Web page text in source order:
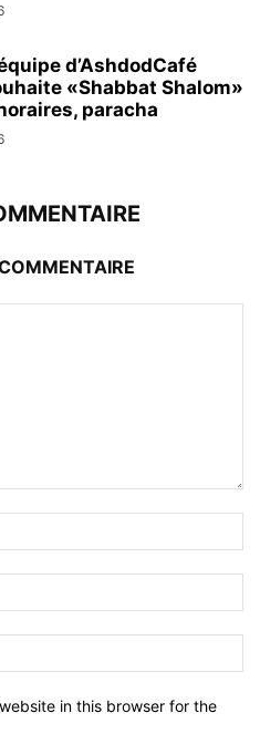
d’AshdodCafé
«Shabbat Shalom»
paracha
in this browser for the